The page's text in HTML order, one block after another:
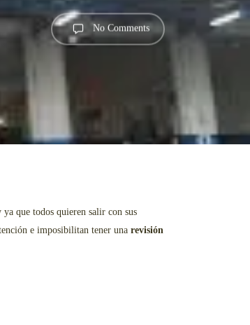
No Comments
que todos quieren salir con sus
e imposibilitan tener una revisión